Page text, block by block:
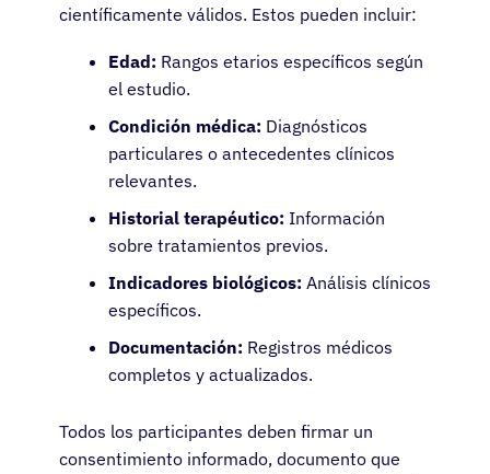
científicamente válidos. Estos pueden incluir:
Edad: Rangos etarios específicos según
el estudio.
Condición médica: Diagnósticos
particulares o antecedentes clínicos
relevantes.
Historial terapéutico: Información
sobre tratamientos previos.
Indicadores biológicos: Análisis clínicos
específicos.
Documentación: Registros médicos
completos y actualizados.
Todos los participantes deben firmar un
consentimiento informado, documento que